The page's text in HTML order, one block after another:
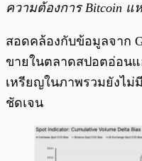
ความต้องการ Bitcoin แ
สอดคล้องกับข้อมูลจาก
ขายในตลาดสปอตอ่อน
เหรียญในภาพรวมยังไ
ชัดเจน